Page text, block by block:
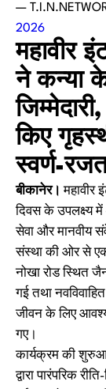
—
2026
महावीर
ने कन्या के
किए
स्वर्ण-
बीकानेर।
महावीर
दिवस के उपलक्ष्य
सेवा और मानवीय
संस्था की ओर से
नोखा रोड स्थित
गई तथा
जीवन के लिए
गए।
कार्यक्रम की
द्वारा पारंपरिक